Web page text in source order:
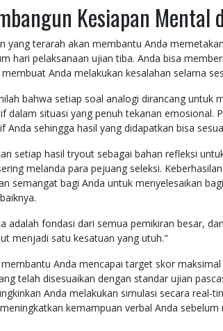
Kesiapan
yang terarah akan membantu Anda
hari pelaksanaan ujian tiba. Anda bisa
membuat Anda melakukan kesalahan selama
bahwa setiap soal analogi dirancang untuk
dalam situasi yang penuh tekanan emosional.
Anda sehingga hasil yang didapatkan bisa
setiap hasil tryout sebagai bahan refleksi
melanda para pejuang seleksi.
semangat bagi Anda untuk menyelesaikan
adalah fondasi dari semua pemikiran besar,
menjadi satu kesatuan yang utuh."
Anda mencapai target skor
telah disesuaikan dengan standar ujian
Anda melakukan simulasi secara real-
kemampuan verbal Anda